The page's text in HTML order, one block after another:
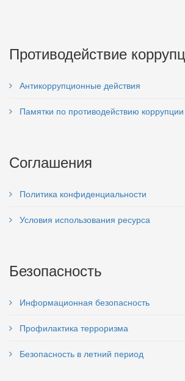
Противодействие
Антикоррупционные действия
Памятки по противодействию коррупции
Соглашения
Политика конфиденциальности
Условия использования ресурса
Безопасность
Информационная безопасность
Профилактика терроризма
Безопасность в летний период